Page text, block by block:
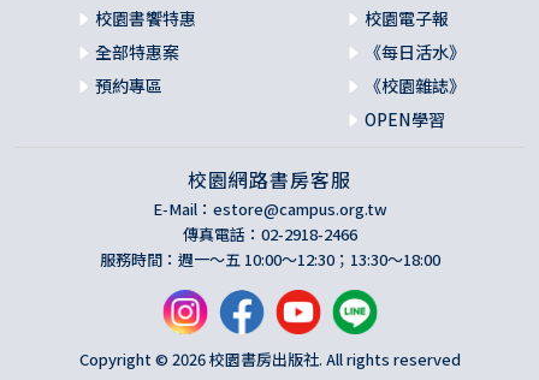
校園書饗特惠
全部特惠案
預約專區
校園電子報
《每日活水》
《校園雜誌》
OPEN學習
校園網路書房客服
E-Mail： estore@campus.org.tw
傳真電話：02-2918-2466
服務時間：週一～五 10:00～12:30；13:30～18:00
Copyright © 2026 校園書房出版社. All rights reserved